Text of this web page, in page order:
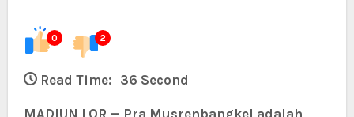
0 2
Read Time: 36 Second
MADIUN LOR — Pra Musrenbangkel adalah